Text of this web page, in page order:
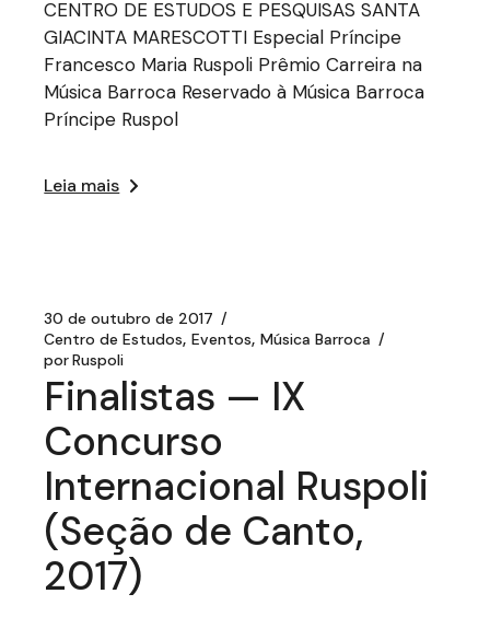
CENTRO DE ESTUDOS E PESQUISAS SANTA
GIACINTA MARESCOTTI Especial Príncipe
Francesco Maria Ruspoli Prêmio Carreira na
Música Barroca Reservado à Música Barroca
Príncipe Ruspol
Leia mais
30 de outubro de 2017
Centro de Estudos Eventos Música Barroca
porRuspoli
Finalistas — IX
Concurso
Internacional Ruspoli
(Seção de Canto,
2017)